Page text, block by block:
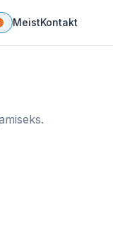
MeistKontakt